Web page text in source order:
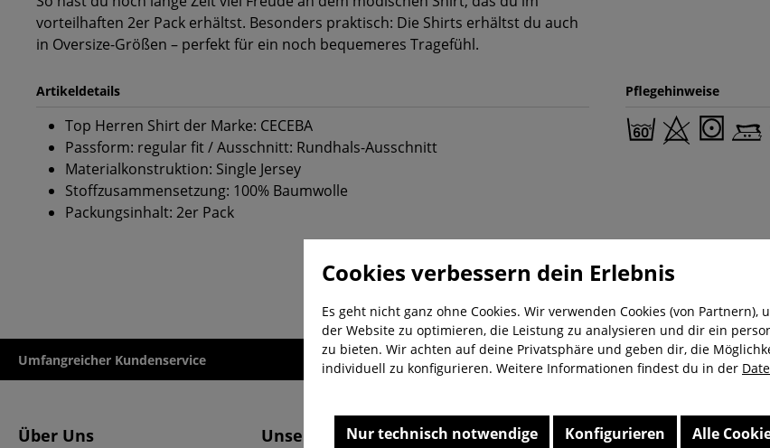
vorteilhaften 2er Pack erhältst. Besonders praktisch: Die Shirts erhältst du auch
in Oversize-Größen – perfekt für ein noch bequemeres Tragefühl.
Artikeldetails
Top Herren Shirt der Marke: CECEBA
Passform: regular fit / Ausschnitt: Rundhals-Ausschnitt
Materialkonstruktion: Single Jersey
Stoffzusammensetzung: 100% Baumwolle
Packungsinhalt: 2er Pack
Pflegehinweise
Umfangreicher Kundenservice Kauf auf Rechnung Kostenloser Versand ab 29,-€
Über Uns Unsere Marken Top Kategorien
Cookies verbessern dein Erlebnis
Es geht nicht ganz ohne Cookies. Wir verwenden Cookies (von Partnern),
der Website zu optimieren, die Leistung zu analysieren und dir ein
zu bieten. Wir achten auf deine Privatsphäre und geben dir, die
individuell zu konfigurieren. Weitere Informationen findest du in der
Nur technisch notwendige Konfigurieren Alle